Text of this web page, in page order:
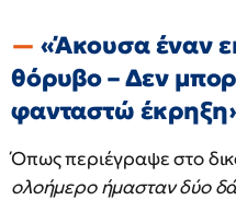
«Άκουσα έναν
θόρυβο – Δεν
φανταστώ
Όπως περιέγραψε στο
ολοήμερο ήμασταν δύο